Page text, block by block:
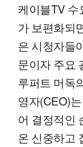
케이블TV 수
가 보편화되
은 시청자들
문이자 주요
루퍼트 머독
영자(CEO)
어 결정적인
온 신중하고